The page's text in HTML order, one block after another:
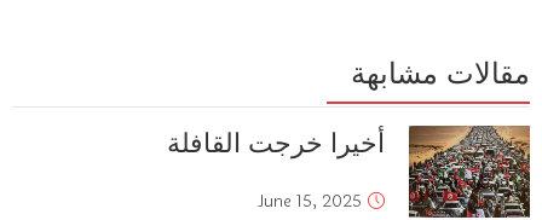
مقالات مشابهة
أخيرا خرجت القافلة
June 15, 2025